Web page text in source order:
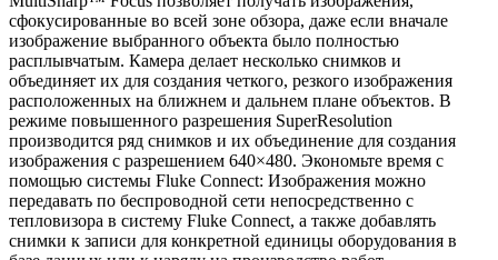
сфокусированные во всей зоне обзора, даже если вначале
изображение выбранного объекта было полностью
расплывчатым. Камера делает несколько снимков и
объединяет их для создания четкого, резкого изображения
расположенных на ближнем и дальнем плане объектов. В
режиме повышенного разрешения SuperResolution
производится ряд снимков и их объединение для создания
изображения с разрешением 640×480. Экономьте время с
помощью системы Fluke Connect: Изображения можно
передавать по беспроводной сети непосредственно с
тепловизора в систему Fluke Connect, а также добавлять
снимки к записи для конкретной единицы оборудования в